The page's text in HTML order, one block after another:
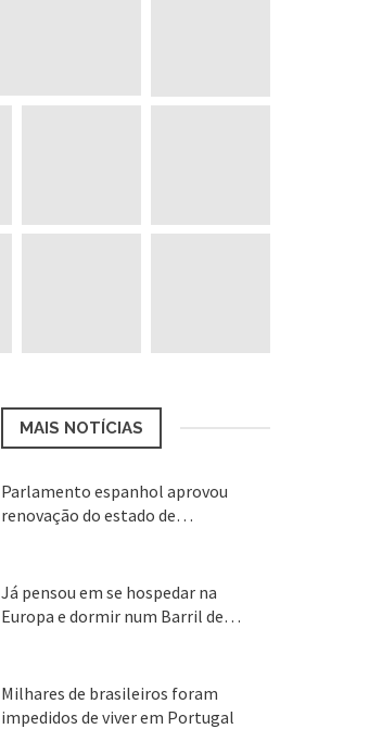
MAIS NOTÍCIAS
Parlamento espanhol aprovou
renovação do estado de…
Já pensou em se hospedar na
Europa e dormir num Barril de…
Milhares de brasileiros foram
impedidos de viver em Portugal